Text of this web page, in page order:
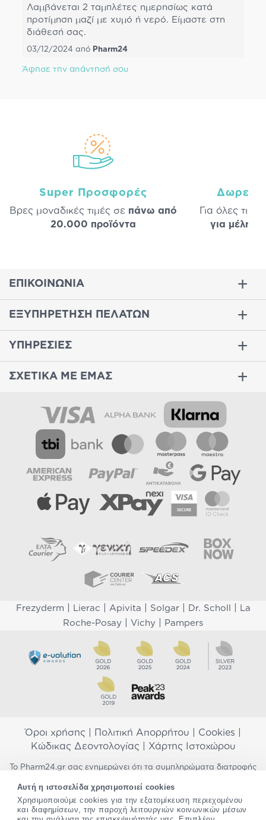
Αυτή η ιστοσελίδα χρησιμοποιεί cookies
Χρησιμοποιούμε cookies για την εξατομίκευση περιεχομένου
και διαφημίσεων, την παροχή λειτουργιών κοινωνικών μέσων
Λαμβάνεται 2 ταμπλέτες ημερησίως κατά
προτίμηση μαζί με χυμό ή νερό. Είμαστε στη
διάθεσή σας.
03/12/2024 από Pharm24
Άφησε την απάντησή σου
Super Προσφορές
Βρες μοναδικές τιμές σε πάνω από
20.000 προϊόντα
Δωρεάν
Για όλες τις
για μέλη
ΕΠΙΚΟΙΝΩΝΙΑ
ΕΞΥΠΗΡΕΤΗΣΗ ΠΕΛΑΤΩΝ
ΥΠΗΡΕΣΙΕΣ
ΣΧΕΤΙΚΑ ΜΕ ΕΜΑΣ
Frezyderm Lierac Apivita Solgar| Dr. Scholl
La
Roche-Posay
Vichy Pampers
Όροι χρήσης Πολιτική Απορρήτου Cookies
Κώδικας Δεοντολογίας| Χάρτης Ιστοχώρου
Το Pharm24.gr σας ενημερώνει ότι τα συμπληρώματα διατροφής
προορίζονται για την πρόληψη, αγωγή ή θεραπεία ανθρώπινης
νόσου. Συμβουλευτείτε τον γιατρό σας εάν είστε έγκυος,
θηλάζετε, ακολουθείτε παράλληλα φαρμακευτική αγωγή ή